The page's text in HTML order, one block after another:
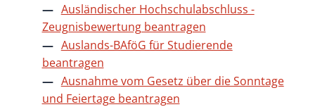
Ausländischer Hochschulabschluss -
Zeugnisbewertung beantragen
Auslands-BAföG für Studierende
beantragen
Ausnahme vom Gesetz über die Sonntage
und Feiertage beantragen